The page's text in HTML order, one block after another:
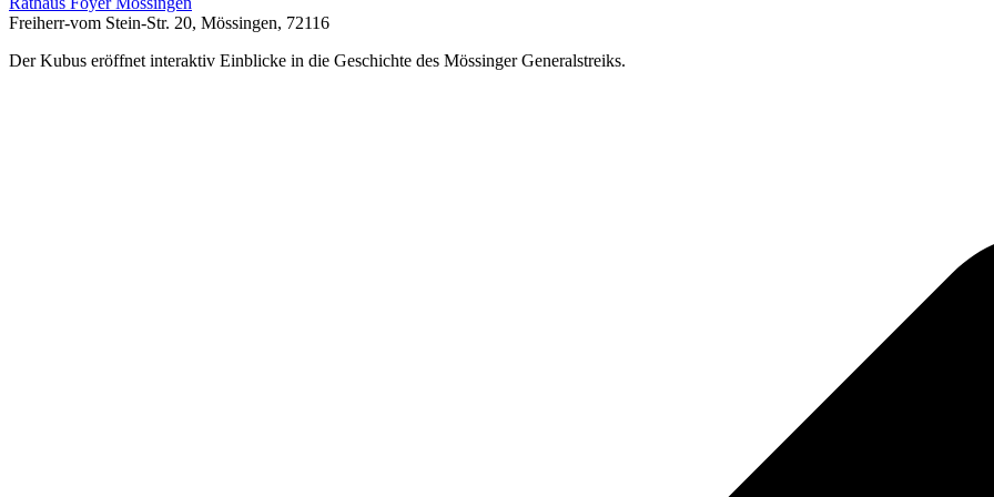
Freiherr-vom Stein-Str. 20, Mössingen, 72116
Der Kubus eröffnet interaktiv Einblicke in die Geschichte des Mössinger Generalstreiks.